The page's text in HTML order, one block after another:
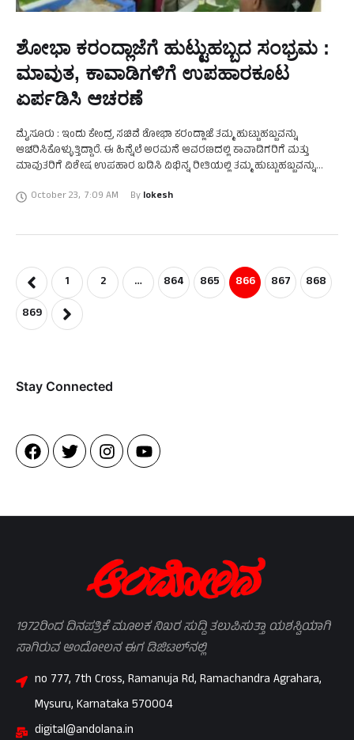
ಶೋಭಾ ಕರಂದ್ಲಾಜೆಗೆ ಹುಟ್ಟುಹಬ್ಬದ ಸಂಭ್ರಮ :
ಮಾವುತ, ಕಾವಾಡಿಗಳಿಗೆ ಉಪಹಾರಕೂಟ
ಏರ್ಪಡಿಸಿ ಆಚರಣೆ
ಮೈಸೂರು : ಇಂದು ಕೇಂದ್ರ ಸಚಿವೆ ಶೋಭಾ ಕರಂದ್ಲಾಜೆ ತಮ್ಮ ಹುಟ್ಟುಹಬ್ಬವನ್ನು
ಆಚರಿಸಿಕೊಳ್ಳುತ್ತಿದ್ದಾರೆ. ಈ ಹಿನ್ನೆಲೆ ಅರಮನೆ ಆವರಣದಲ್ಲಿ ಕಾವಾಡಿಗರಿಗೆ ಮತ್ತು
ಮಾವುತರಿಗೆ ವಿಶೇಷ ಉಪಹಾರ ಬಡಿಸಿ ವಿಭಿನ್ನ ರೀತಿಯಲ್ಲಿ ತಮ್ಮ ಹುಟ್ಟುಹಬ್ಬವನ್ನು
October 23, 7:09 AM By lokesh
1 2 … 864 865 866 867
868
869
Stay Connected​
1972ರಿಂದ ದಿನಪತ್ರಿಕೆ ಮೂಲಕ ನಿಖರ ಸುದ್ದಿ ತಲುಪಿಸುತ್ತಾ ಯಶಸ್ವಿಯಾಗಿ
ಸಾಗಿರುವ ಆಂದೋಲನ ಈಗ ಡಿಜಿಟಲ್‌ನಲ್ಲಿ
no 777, 7th Cross, Ramanuja Rd, Ramachandra Agrahara,
Mysuru, Karnataka 570004
digital@andolana.in